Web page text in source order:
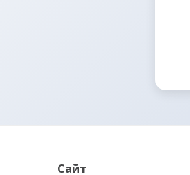
Сайт